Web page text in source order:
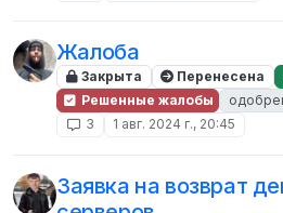
Жалоба
Закрыта Перенесена
Решенные жалобы
3
1 авг. 2024 г., 20:45
Заявка на возврат